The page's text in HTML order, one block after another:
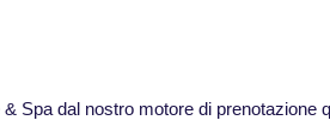
Spa dal nostro motore di prenotazione